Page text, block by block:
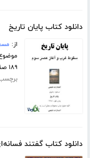
دانلود کتاب پایان تاریخ
از:
۱۸۹ صفحه
دانلود کتاب گفتند